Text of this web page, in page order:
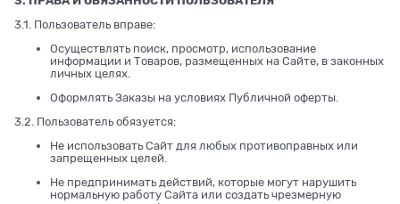
3.1. Пользователь вправе:
Осуществлять поиск, просмотр, использование
информации и Товаров, размещенных на Сайте, в законных
личных целях.
Оформлять Заказы на условиях Публичной оферты.
3.2. Пользователь обязуется:
Не использовать Сайт для любых противоправных или
запрещенных целей.
Не предпринимать действий, которые могут нарушить
нормальную работу Сайта или создать чрезмерную